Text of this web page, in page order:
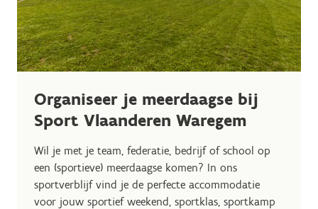
Organiseer je meerdaagse bij
Sport Vlaanderen Waregem
Wil je met je team, federatie, bedrijf of school op
een (sportieve) meerdaagse komen? In ons
sportverblijf vind je de perfecte accommodatie
voor jouw sportief weekend, sportklas, sportkamp